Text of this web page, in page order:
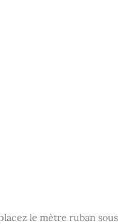
le mètre ruban